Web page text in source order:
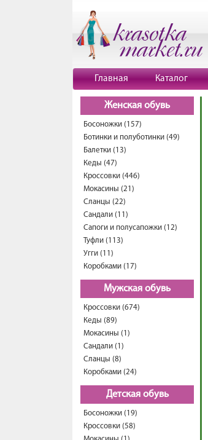
Главная Каталог
Женская обувь
Босоножки (157)
Ботинки и полуботинки (49)
Балетки (13)
Кеды (47)
Кроссовки (446)
Мокасины (21)
Сланцы (22)
Сандали (11)
Сапоги и полусапожки (12)
Туфли (113)
Угги (11)
Коробками (17)
Мужская обувь
Кроссовки (674)
Кеды (89)
Мокасины (1)
Сандали (1)
Сланцы (8)
Коробками (24)
Детская обувь
Босоножки (19)
Кроссовки (58)